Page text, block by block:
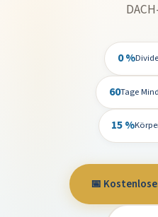
0 %
60Tage
15 %
📅